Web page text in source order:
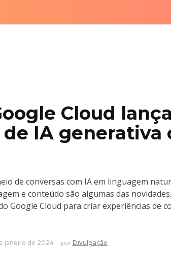
Cloud
IA generativa
de conversas com IA em linguagem
e conteúdo são algumas das
Google Cloud para criar experiências de
janeiro de 2024 por Divulgação